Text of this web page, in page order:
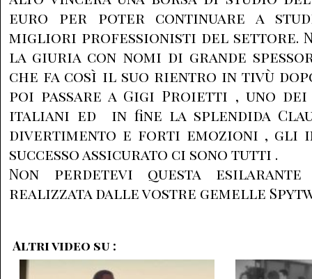
euro per poter continuare a
migliori professionisti del settore.
la giuria con nomi di grande
che fa così il suo rientro in tivù
poi passare a Gigi Proietti , uno
italiani ed in fine la splendida
divertimento e forti emozioni , gli
successo assicurato ci sono tutti .
Non perdetevi questa
realizzata dalle vostre gemelle
Altri video su :